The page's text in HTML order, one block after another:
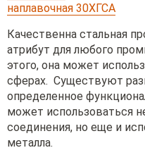
наплавочная 30ХГСА
Качественна стальная
атрибут для любого
этого, она может
сферах. Существуют
определенное
может использоваться
соединения, но еще и
металла.